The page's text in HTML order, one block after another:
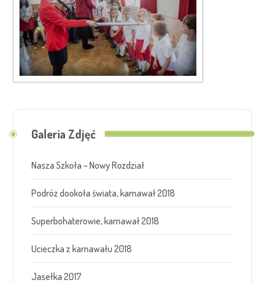
Galeria Zdjęć
Nasza Szkoła – Nowy Rozdział
Podróż dookoła świata, karnawał 2018
Superbohaterowie, karnawał 2018
Ucieczka z karnawału 2018
Jasełka 2017